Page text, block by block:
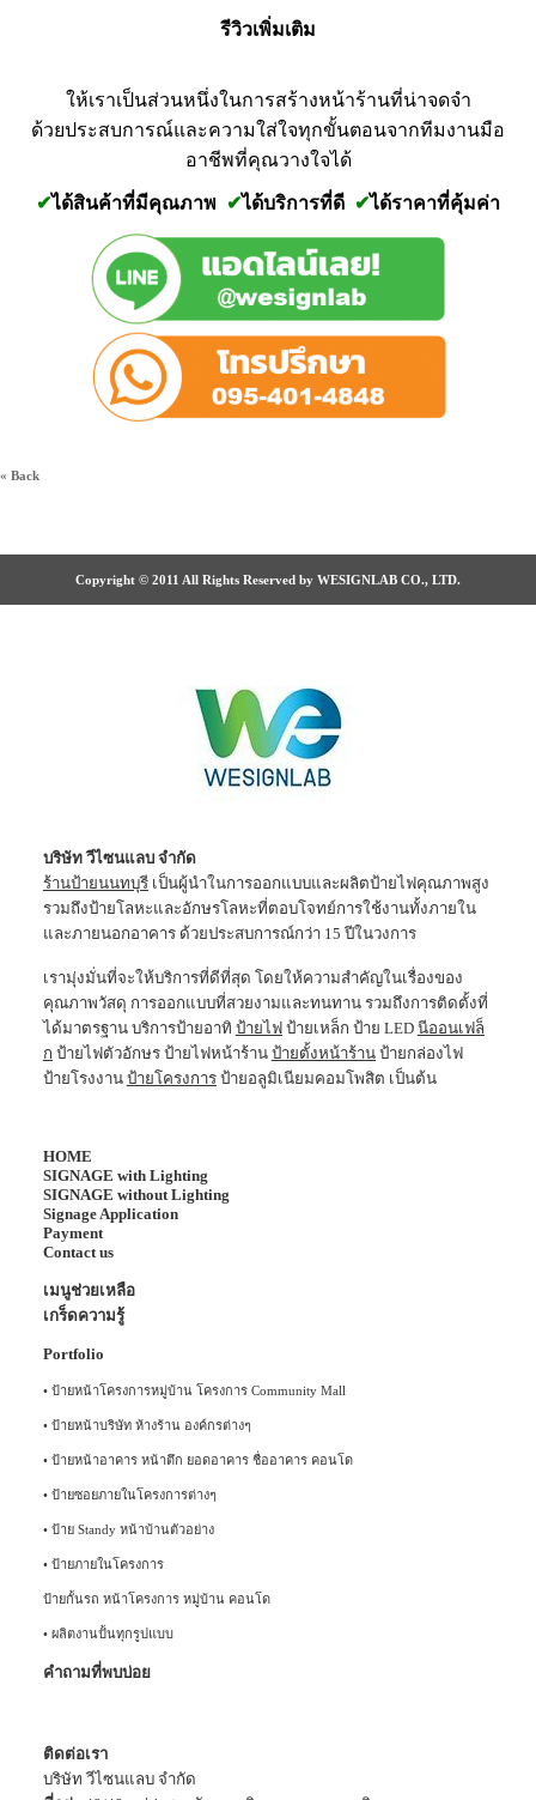
รีวิวเพิ่มเติม
ให้เราเป็นส่วนหนึ่งในการสร้างหน้าร้านที่น่าจดจำ
ด้วยประสบการณ์และความใส่ใจทุกขั้นตอนจากทีมงานมือ
อาชีพที่คุณวางใจได้
✔ได้สินค้าที่มีคุณภาพ ✔ได้บริการที่ดี ✔ได้ราคาที่คุ้มค่า
« Back
Copyright © 2011 All Rights Reserved by WESIGNLAB CO., LTD.
บริษัท วีไซนแลบ จำกัด
ร้านป้ายนนทบุรีเป็นผู้นำในการออกแบบและผลิตป้ายไฟคุณภาพสูง
รวมถึงป้ายโลหะและอักษรโลหะที่ตอบโจทย์การใช้งานทั้งภายใน
และภายนอกอาคาร ด้วยประสบการณ์กว่า 15 ปีในวงการ
เรามุ่งมั่นที่จะให้บริการที่ดีที่สุด โดยให้ความสำคัญในเรื่องของ
คุณภาพวัสดุ การออกแบบที่สวยงามและทนทาน รวมถึงการติดตั้งที่
ได้มาตรฐาน บริการป้ายอาทิ ป้ายไฟ ป้ายเหล็ก ป้าย LED นีออนเฟล็
ก ป้ายไฟตัวอักษร ป้ายไฟหน้าร้าน ป้ายตั้งหน้าร้านป้ายกล่องไฟ
ป้ายโรงงาน ป้ายโครงการป้ายอลูมิเนียมคอมโพสิต เป็นต้น
HOME
SIGNAGE with Lighting
SIGNAGE without Lighting
Signage Application
Payment
Contact us
เมนูช่วยเหลือ
เกร็ดความรู้
Portfolio
• ป้ายหน้าโครงการหมู่บ้าน โครงการ Community Mall
• ป้ายหน้าบริษัท ห้างร้าน องค์กรต่างๆ
• ป้ายหน้าอาคาร หน้าตึก ยอดอาคาร ชื่ออาคาร คอนโด
• ป้ายซอยภายในโครงการต่างๆ
• ป้าย Standy หน้าบ้านตัวอย่าง
• ป้ายภายในโครงการ
ป้ายกั้นรถ หน้าโครงการ หมู่บ้าน คอนโด
• ผลิตงานปั้นทุกรูปแบบ
คำถามที่พบบ่อย
ติดต่อเรา
บริษัท วีไซนแลบ จำกัด